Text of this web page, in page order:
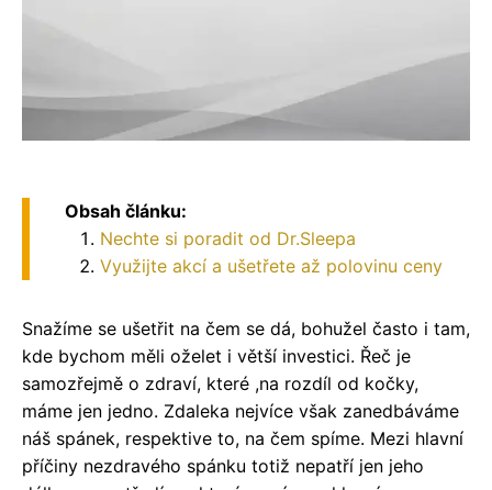
Obsah článku:
Nechte si poradit od Dr.Sleepa
Využijte akcí a ušetřete až polovinu ceny
Snažíme se ušetřit na čem se dá, bohužel často i tam,
kde bychom měli oželet i větší investici. Řeč je
samozřejmě o zdraví, které ,na rozdíl od kočky,
máme jen jedno. Zdaleka nejvíce však zanedbáváme
náš spánek, respektive to, na čem spíme. Mezi hlavní
příčiny nezdravého spánku totiž nepatří jen jeho